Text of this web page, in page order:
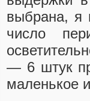
выбрана, я
число
— 6 штук
маленькое